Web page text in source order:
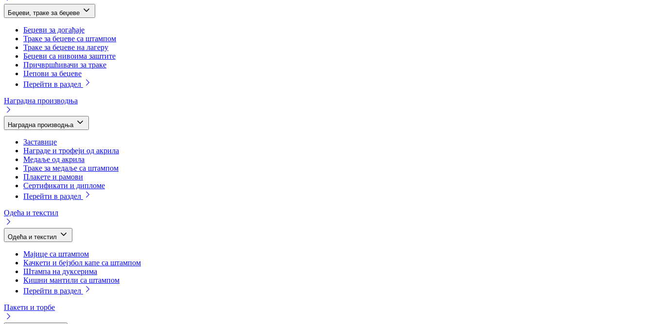
Беџеви, траке за беџеве
Беџеви за догађаје
Траке за беџеве са штампом
Траке за беџеве на лагеру
Беџеви са нивоима заштите
Причвршћивачи за траке
Џепови за беџеве
Перейти в раздел
Наградна производња
Наградна производња
Заставице
Награде и трофеји од акрила
Медаље од акрила
Траке за медаље са штампом
Плакете и рамови
Сертификати и дипломе
Перейти в раздел
Одећа и текстил
Одећа и текстил
Мајице са штампом
Качкети и бејзбол капе са штампом
Штампа на дуксерима
Кишни мантили са штампом
Перейти в раздел
Пакети и торбе